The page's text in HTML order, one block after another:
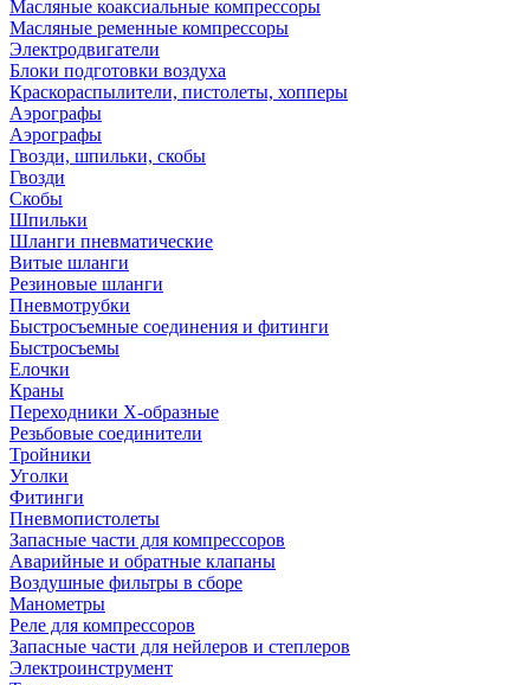
Масляные коаксиальные компрессоры
Масляные ременные компрессоры
Электродвигатели
Блоки подготовки воздуха
Краскораспылители, пистолеты, хопперы
Аэрографы
Аэрографы
Гвозди, шпильки, скобы
Гвозди
Скобы
Шпильки
Шланги пневматические
Витые шланги
Резиновые шланги
Пневмотрубки
Быстросъемные соединения и фитинги
Быстросъемы
Елочки
Краны
Переходники Х-образные
Резьбовые соединители
Тройники
Уголки
Фитинги
Пневмопистолеты
Запасные части для компрессоров
Аварийные и обратные клапаны
Воздушные фильтры в сборе
Манометры
Реле для компрессоров
Запасные части для нейлеров и степлеров
Электроинструмент